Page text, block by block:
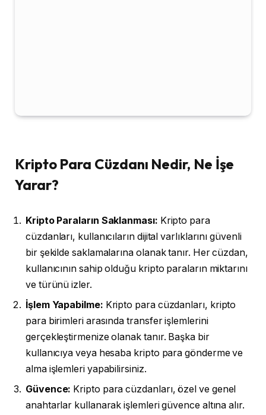
Kripto Para Cüzdanı Nedir, Ne İşe
Yarar?
Kripto Paraların Saklanması: Kripto para
cüzdanları, kullanıcıların dijital varlıklarını güvenli
bir şekilde saklamalarına olanak tanır. Her cüzdan,
kullanıcının sahip olduğu kripto paraların miktarını
ve türünü izler.
İşlem Yapabilme: Kripto para cüzdanları, kripto
para birimleri arasında transfer işlemlerini
gerçekleştirmenize olanak tanır. Başka bir
kullanıcıya veya hesaba kripto para gönderme ve
alma işlemleri yapabilirsiniz.
Güvence: Kripto para cüzdanları, özel ve genel
anahtarlar kullanarak işlemleri güvence altına alır.